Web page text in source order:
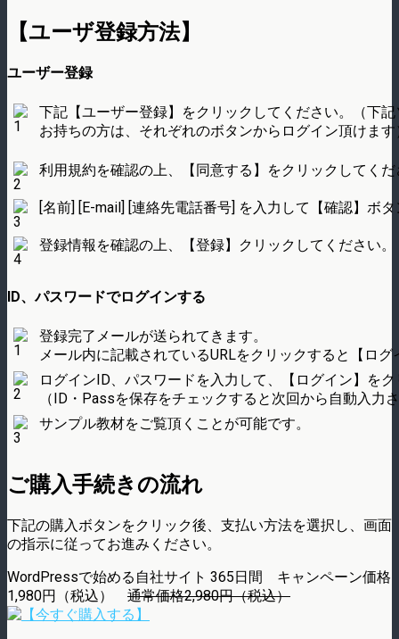
【ユーザ登録方法】
ユーザー登録
下記【ユーザー登録】をクリックしてください。（下
お持ちの方は、それぞれのボタンからログイン頂けます
利用規約を確認の上、【同意する】をクリックしてくだ
[名前] [E-mail] [連絡先電話番号] を入力して【確認】ボ
登録情報を確認の上、【登録】クリックしてください。
ID、パスワードでログインする
登録完了メールが送られてきます。
メール内に記載されているURLをクリックすると【ロ
ログインID、パスワードを入力して、【ログイン】を
（ID・Passを保存をチェックすると次回から自動入力
サンプル教材をご覧頂くことが可能です。
ご購入手続きの流れ
下記の購入ボタンをクリック後、支払い方法を選択し、画面
の指示に従ってお進みください。
WordPressで始める自社サイト 365日間 キャンペーン価格
1,980円（税込） 通常価格2,980円（税込）